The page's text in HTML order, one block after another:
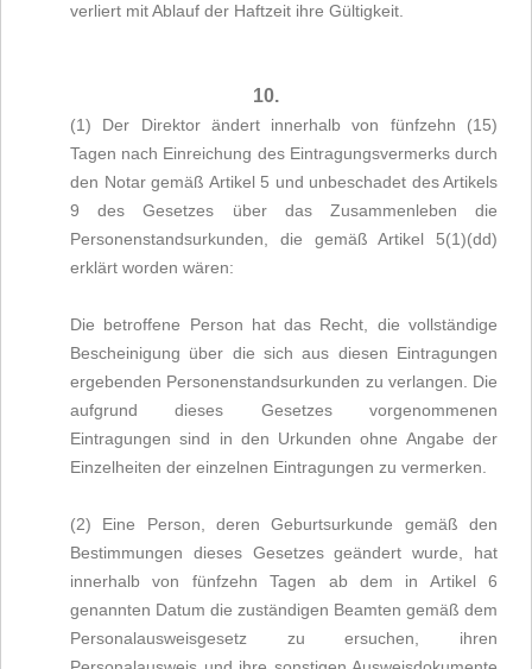
verliert mit Ablauf der Haftzeit ihre Gültigkeit.
10.
(1) Der Direktor ändert innerhalb von fünfzehn (15)
Tagen nach Einreichung des Eintragungsvermerks durch
den Notar gemäß Artikel 5 und unbeschadet des Artikels
9 des Gesetzes über das Zusammenleben die
Personenstandsurkunden, die gemäß Artikel 5(1)(dd)
erklärt worden wären:
Die betroffene Person hat das Recht, die vollständige
Bescheinigung über die sich aus diesen Eintragungen
ergebenden Personenstandsurkunden zu verlangen. Die
aufgrund dieses Gesetzes vorgenommenen
Eintragungen sind in den Urkunden ohne Angabe der
Einzelheiten der einzelnen Eintragungen zu vermerken.
(2) Eine Person, deren Geburtsurkunde gemäß den
Bestimmungen dieses Gesetzes geändert wurde, hat
innerhalb von fünfzehn Tagen ab dem in Artikel 6
genannten Datum die zuständigen Beamten gemäß dem
Personalausweisgesetz zu ersuchen, ihren